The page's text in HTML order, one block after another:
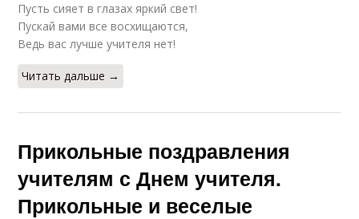
Пусть сияет в глазах яркий свет!
Пускай вами все восхищаются,
Ведь вас лучше учителя нет!
Читать дальше →
Прикольные поздравления
учителям с Днем учителя.
Прикольные и веселые